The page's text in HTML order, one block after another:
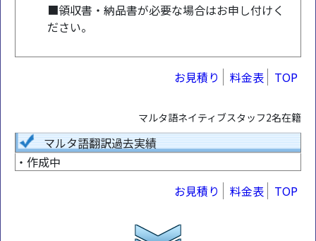
■領収書・納品書が必要な場合はお申し付けく
ださい。
お見積り 料金表 TOP
マルタ語ネイティブスタッフ2名在籍
マルタ語翻訳過去実績
・作成中
お見積り
料金表 TOP